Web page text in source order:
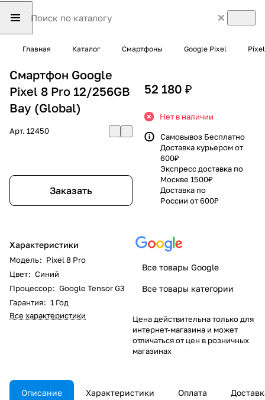
Главная Каталог Смартфоны Google Pixel
Смартфон Google
Pixel 8 Pro 12/256GB
Bay (Global)
Арт. 12450
Заказать
Характеристики
Модель: Pixel 8 Pro
Цвет: Синий
Процессор: Google Tensor G3
Гарантия: 1 Год
Все характеристики
52 180 ₽
Нет в наличии
Самовывоз Бесплатно
Доставка курьером от
600₽
Экспресс доставка по
Москве 1500₽
Доставка по
России от 600₽
Все товары Google
Все товары категории
Цена действительна только для
интернет-магазина и может
отличаться от цен в розничных
магазинах
Описание Характеристики Оплата